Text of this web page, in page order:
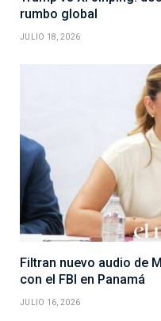
rumbo global
JULIO 18, 2026
Filtran nuevo audio de
con el FBI en Panamá
JULIO 16, 2026